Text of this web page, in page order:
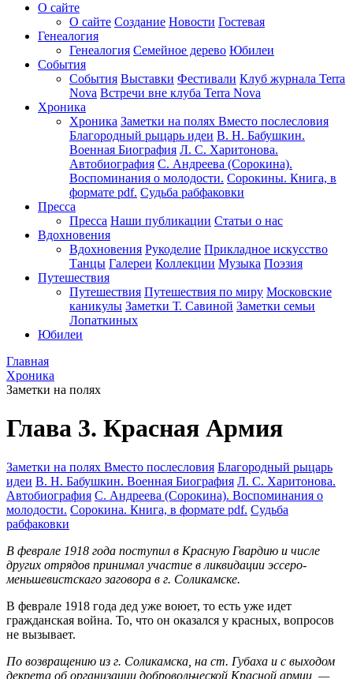
О сайте
О сайте Создание Новости Гостевая
Генеалогия
Генеалогия Семейное дерево Юбилеи
События
События Выставки Фестивали Клуб журнала Terra
Nova Встречи вне клуба Terra Nova
Хроника
Хроника Заметки на полях Вместо послесловия
Благородный рыцарь идеи В. Н. Бабушкин.
Военная Биография Л. С. Харитонова.
Автобиография С. Андреева (Сорокина).
Воспоминания о молодости. Сорокины. Книга, в
формате pdf. Судьба рабфаковки
Пресса
Пресса Наши публикации Статьи о нас
Вдохновения
Вдохновения Рукоделие Прикладное искусство
Танцы Галереи Коллекции Музыка Поэзия
Путешествия
Путешествия Путешествия по миру Московские
каникулы Заметки Т. Савиной Заметки семьи
Лопаткиных
Юбилеи
Главная
Хроника
Заметки на полях
Глава 3. Красная Армия
Заметки на полях Вместо послесловия Благородный рыцарь
идеи В. Н. Бабушкин. Военная Биография Л. С. Харитонова.
Автобиография С. Андреева (Сорокина). Воспоминания о
молодости. Сорокина. Книга, в формате pdf. Судьба
рабфаковки
В феврале 1918 года поступил в Красную Гвардию и числе
других отрядов принимал участие в ликвидации эссеро-
меньшевистскаго заговора в г. Соликамске.
В феврале 1918 года дед уже воюет, то есть уже идет
гражданская война. То, что он оказался у красных, вопросов
не вызывает.
По возвращению из г. Соликамска, на ст. Губаха и с выходом
декрета об организации добровольческой Красной армии, —